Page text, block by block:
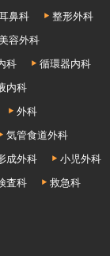
鼻科
整形外科
容外科
科
循環器内科
内科
外科
気管食道外科
成外科
小児外科
査科
救急科